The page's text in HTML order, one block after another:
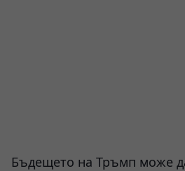
Бъдещето на Тръмп може